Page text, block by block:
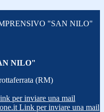
"SAN NILO"
NILO"
(RM)
per inviare una mail
Link per inviare una mail